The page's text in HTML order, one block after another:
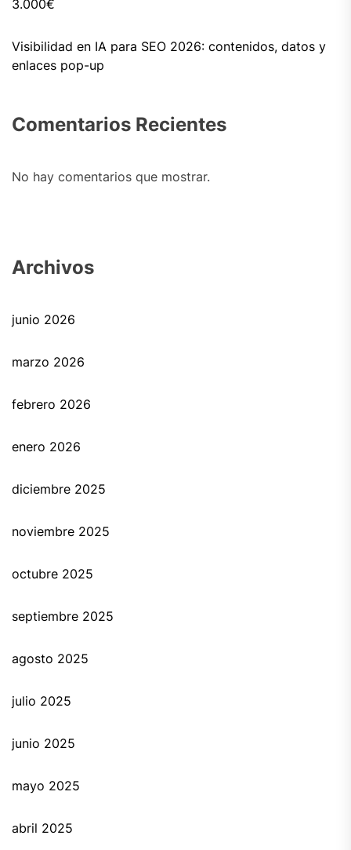
3.000€
Visibilidad en IA para SEO 2026: contenidos, datos y
enlaces pop-up
Comentarios Recientes
No hay comentarios que mostrar.
Archivos
junio 2026
marzo 2026
febrero 2026
enero 2026
diciembre 2025
noviembre 2025
octubre 2025
septiembre 2025
agosto 2025
julio 2025
junio 2025
mayo 2025
abril 2025